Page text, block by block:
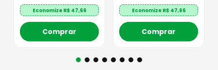
Economize R$ 47,66
Comprar
Economize R$ 47,66
Comprar